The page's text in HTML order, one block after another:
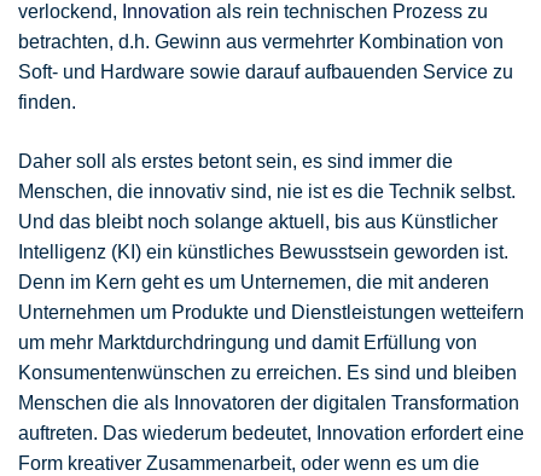
verlockend, Innovation als rein technischen Prozess zu
betrachten, d.h. Gewinn aus vermehrter Kombination von
Soft- und Hardware sowie darauf aufbauenden Service zu
finden.
Daher soll als erstes betont sein, es sind immer die
Menschen, die innovativ sind, nie ist es die Technik selbst.
Und das bleibt noch solange aktuell, bis aus Künstlicher
Intelligenz (KI) ein künstliches Bewusstsein geworden ist.
Denn im Kern geht es um Unternemen, die mit anderen
Unternehmen um Produkte und Dienstleistungen wetteifern
um mehr Marktdurchdringung und damit Erfüllung von
Konsumentenwünschen zu erreichen. Es sind und bleiben
Menschen die als Innovatoren der digitalen Transformation
auftreten. Das wiederum bedeutet, Innovation erfordert eine
Form kreativer Zusammenarbeit, oder wenn es um die